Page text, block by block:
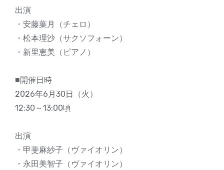
出演
・安藤葉月（チェロ）
・松本理沙（サクソフォーン）
・新里恵美（ピアノ）
■開催日時
2026年6月30日（火）
12:30～13:00頃
出演
・甲斐麻紗子（ヴァイオリン）
・永田美智子（ヴァイオリン）